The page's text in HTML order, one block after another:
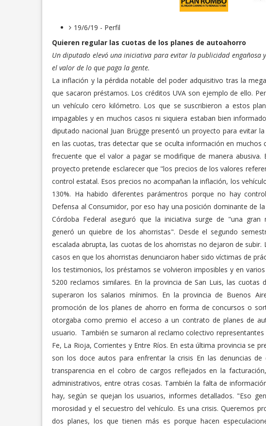
19/6/19 - Perfil
Quieren regular las cuotas de los planes de autoahorro
Un diputado elevó una iniciativa para evitar la publicidad
el valor de lo que paga la gente.
La inflación y la pérdida notable del poder adquisitivo tras la
que sacaron préstamos. Los créditos UVA son ejemplo de ello.
un vehículo cero kilómetro. Los que se suscribieron a estos
impagables y en muchos casos ni siquiera estaban bien
diputado nacional Juan Brügge presentó un proyecto para evitar
en las cuotas, tras detectar que se oculta información en muchos
frecuente que el valor a pagar se modifique de manera abusiva.
proyecto pretende esclarecer que "los precios de los valores
control estatal. Esos precios no acompañan la inflación, los
130%. Ha habido diferentes parámentros porque no hay
Defensa al Consumidor, por eso hay una posición dominante de
Córdoba Federal aseguró que la iniciativa surge de "una gran
generó un quiebre de los ahorristas". Desde el segundo
escalada abrupta, las cuotas de los ahorristas no dejaron de
casos en que los ahorristas denunciaron haber sido víctimas de
los testimonios, los préstamos se volvieron imposibles y en
5200 reclamos similares. En la provincia de San Luis, las
superaron los salarios mínimos. En la provincia de Buenos
promoción de los planes de ahorro en forma de concursos o
otorgaba como premio el acceso a un contrato de planes de
usuario. También se sumaron al reclamo colectivo
Fe, La Rioja, Corrientes y Entre Ríos. En esta última provincia se
son los doce autos para enfrentar la crisis En las denuncias
transparencia en el cobro de cargos reflejados en la
administrativos, entre otras cosas. También la falta de
hay, según se quejan los usuarios, informes detallados. "Eso
morosidad y el secuestro del vehículo. Es una crisis. Queremos
dos planes, los que tienen más es porque hacen